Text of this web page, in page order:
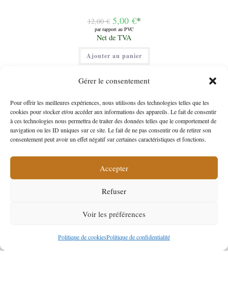
Gérer le consentement
Pour offrir les meilleures expériences, nous utilisons des technologies telles que les
cookies pour stocker et/ou accéder aux informations des appareils. Le fait de consentir
à ces technologies nous permettra de traiter des données telles que le comportement de
navigation ou les ID uniques sur ce site. Le fait de ne pas consentir ou de retirer son
consentement peut avoir un effet négatif sur certaines caractéristiques et fonctions.
Accepter
Refuser
Voir les préférences
Politique de cookiesPolitique de confidentialité
12,00€ Le
prix
initial
était :
12,00 €.
5,00 €*
par rapport au PVC
Le
prix
actuel
est :
5,00 €.
Net de TVA
Ajouter au panier
-40%